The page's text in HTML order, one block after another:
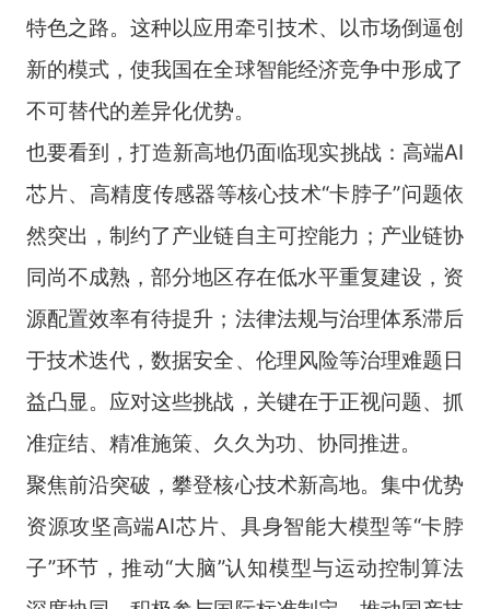
特色之路。这种以应用牵引技术、以市场倒逼创
新的模式，使我国在全球智能经济竞争中形成了
不可替代的差异化优势。
也要看到，打造新高地仍面临现实挑战：高端AI
芯片、高精度传感器等核心技术“卡脖子”问题依
然突出，制约了产业链自主可控能力；产业链协
同尚不成熟，部分地区存在低水平重复建设，资
源配置效率有待提升；法律法规与治理体系滞后
于技术迭代，数据安全、伦理风险等治理难题日
益凸显。应对这些挑战，关键在于正视问题、抓
准症结、精准施策、久久为功、协同推进。
聚焦前沿突破，攀登核心技术新高地。集中优势
资源攻坚高端AI芯片、具身智能大模型等“卡脖
子”环节，推动“大脑”认知模型与运动控制算法